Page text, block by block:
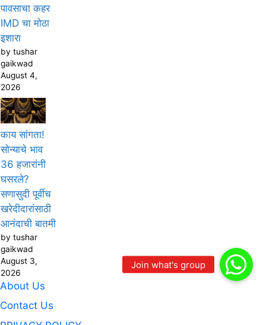
पावसाचा कहर
IMD चा मोठा
इशारा
by tushar
gaikwad
August 4,
2026
काय सांगता!
सोन्याचे भाव
36 हजारांनी
घसरले?
सणासुदी पूर्वीच
खरेदीदारांसाठी
आनंदाची बातमी
by tushar
gaikwad
August 3,
2026
About Us
Contact Us